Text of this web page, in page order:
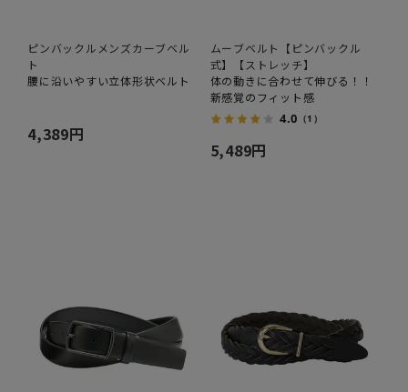
ピンバックルメンズカーブベル
ト
腰に沿いやすい立体形状ベルト
4,389円
ムーブベルト【ピンバックル
式】【ストレッチ】
体の動きに合わせて伸びる！！
新感覚のフィット感
4.0 （1）
5,489円